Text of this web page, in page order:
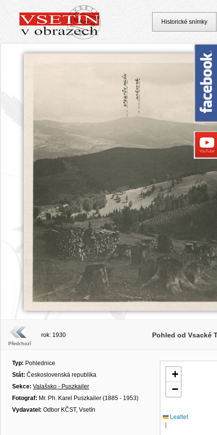
Předchozí
rok: 1930 Pohled od Vsacké
Typ: Pohlednice
Stát: Československá republika
Sekce: Valašsko - Puszkailer
Fotograf: Mr. Ph. Karel Puszkailer (1885 - 1953)
Vydavatel: Odbor KČST, Vsetín
+
−
Leaflet
|
Historické snímky